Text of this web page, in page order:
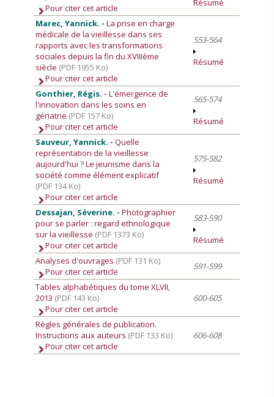
Pour citer cet article
Résumé
Marec, Yannick. -La prise en charge
médicale de la vieillesse dans ses
rapports avec les transformations
sociales depuis la fin du XVIIIème
siècle (PDF 1955 Ko)
Pour citer cet article
553-564
Résumé
Gonthier, Régis. -L'émergence de
l'innovation dans les soins en
gériatrie (PDF 157 Ko)
Pour citer cet article
565-574
Résumé
Sauveur, Yannick. -Quelle
représentation de la vieillesse
aujourd'hui ? Le jeunisme dans la
société comme élément explicatif
(PDF 134 Ko)
Pour citer cet article
575-582
Résumé
Dessajan, Séverine. -Photographier
pour se parler : regard ethnologique
sur la vieillesse (PDF 1373 Ko)
Pour citer cet article
583-590
Résumé
Analyses d'ouvrages (PDF 131 Ko)
Pour citer cet article
591-599
Tables alphabétiques du tome XLVII,
2013 (PDF 143 Ko)
Pour citer cet article
600-605
Règles générales de publication.
Instructions aux auteurs (PDF 133 Ko)
Pour citer cet article
606-608